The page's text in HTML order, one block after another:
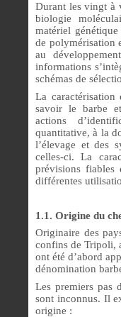
Durant les vingt à
biologie
matériel
de polymérisation
au
informations
schémas de
La caractérisation
savoir le barbe
actions
quantitative, à la
l’élevage et des
celles-ci. La
prévisions fiables
différentes
1.1. Origine du
Originaire des
confins de Tripoli,
ont été d’abord
dénomination
Les premiers pas
sont inconnus. Il
origine :